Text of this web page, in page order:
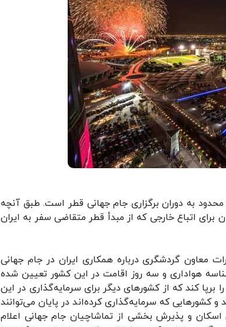
محدود به دوران برگزاری جام جهانی قطر است. طبق آنچه
برای اتباع خارجی که از مبدأ قطر متقاضی سفر به ایران
معاون گردشگری درباره همکاری ایران در جام جهانی
شناسه هواداری و سه روز اقامت در این کشور تعیین شده
کند که از کشورهای دیگر برای سرمایه‌گذاری در این
کشورهایی که سرمایه‌گذاری کرده‌اند در پایان می‌توانند
اسکان و پذیرش بخشی از تماشاچیان جام جهانی اعلام